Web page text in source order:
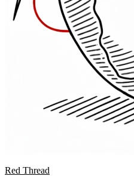
Red Thread